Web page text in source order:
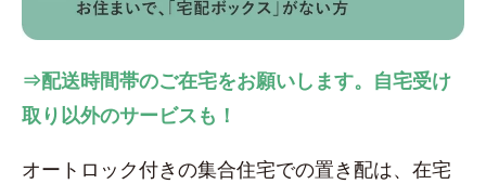
⇒配送時間帯のご在宅をお願いします。自宅受け
取り以外のサービスも！
オートロック付きの集合住宅での置き配は、在宅